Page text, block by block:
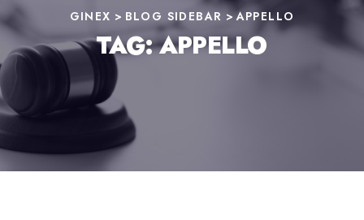
GINEX > BLOG SIDEBAR >APPELLO
TAG:APPELLO